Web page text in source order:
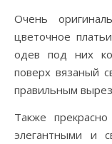
Очень
цветочное
одев под них
поверх вязаный
правильным
Также
элегантными и